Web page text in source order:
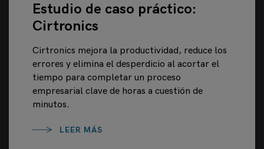
Estudio de caso práctico:
Cirtronics
Cirtronics mejora la productividad, reduce los
errores y elimina el desperdicio al acortar el
tiempo para completar un proceso
empresarial clave de horas a cuestión de
minutos.
LEER MÁS